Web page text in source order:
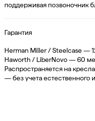
поддерживая позвоночник
Гарантия
Herman Miller / Steelcase —
Haworth / LiberNovo — 60
Распространяется на
— без учета естественного